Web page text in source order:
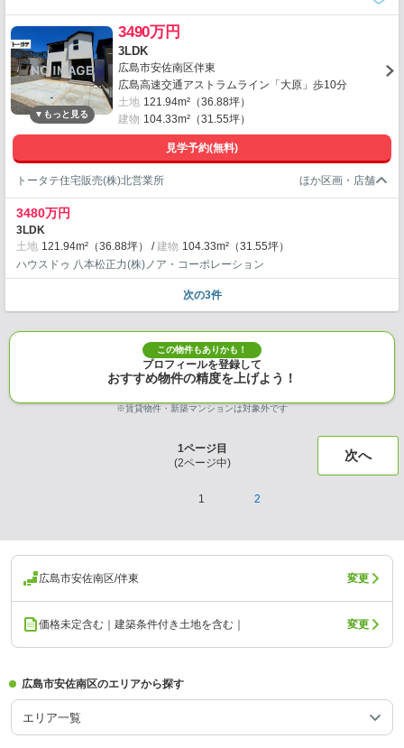
3490万円
3LDK
広島市安佐南区伴東
広島高速交通アストラムライン「大原」歩10分
土地 121.94m²（36.88坪）
建物 104.33m²（31.55坪）
見学予約(無料)
トータテ住宅販売(株)北営業所
3480万円
3LDK
土地 121.94m²（36.88坪） 建物 104.33m²（31.55坪）
ハウスドゥ 八本松正力(株)ノア・コーポレーション
次の3件
この物件もありかも！
プロフィールを登録して
おすすめ物件の精度を上げよう！
※賃貸物件・新築マンションは対象外です
1ページ目
(2ページ中) 次へ
1 2
広島市安佐南区/伴東 変更
価格未定含む｜建築条件付き土地を含む｜ 変更
広島市安佐南区のエリアから探す
エリア一覧